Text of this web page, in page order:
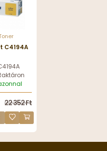
C4194A
22 352 Ft